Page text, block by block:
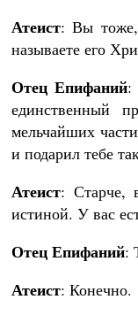
Атеист: Вы тоже,
называете его
Отец Епифаний:
единственный
мельчайших
и подарил тебе
Атеист: Старче,
истиной. У вас
Отец Епифаний:
Атеист: Конечно.